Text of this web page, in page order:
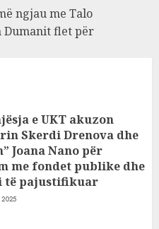
ngjau me Talo
Dumanit flet për
e UKT akuzon
Skerdi Drenova dhe
Joana Nano për
me fondet publike dhe
të pajustifikuar
2025